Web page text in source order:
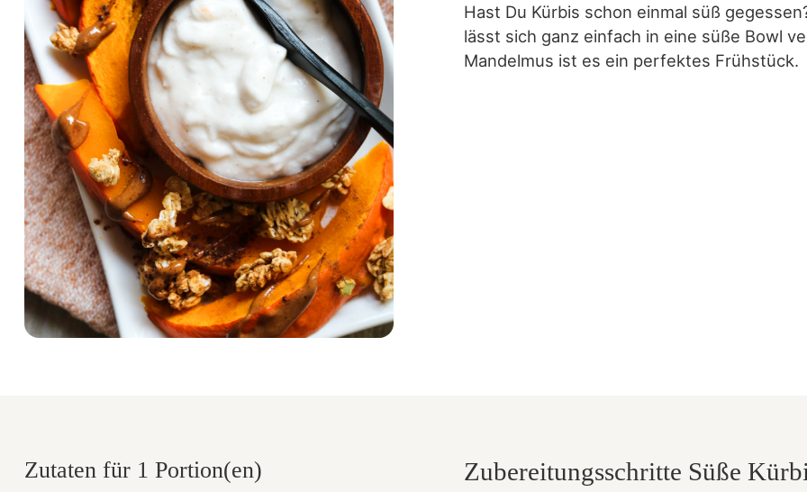
Hast Du Kürbis schon einmal süß
lässt sich ganz einfach in eine süße Bowl
Mandelmus ist es ein perfektes Frühstück.
Zutaten für 1 Portion(en)
Zubereitungsschritte Süße